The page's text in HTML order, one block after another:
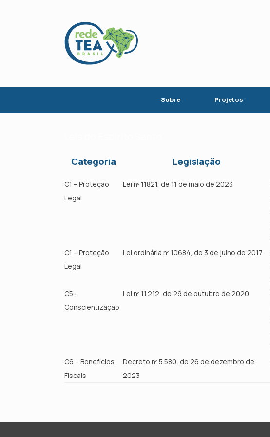
Sobre Projetos
Categoria Legislação
C1 – Proteção
Legal
Lei nº 11821, de 11 de maio de 2023
C1 – Proteção
Legal
Lei ordinária nº 10684, de 3 de julho de 2017
C5 –
Conscientização
Lei nº 11.212, de 29 de outubro de 2020
C6 – Benefícios
Fiscais
Decreto nº 5.580, de 26 de dezembro de
2023